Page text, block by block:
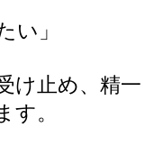
い」
け止め、精一
す。